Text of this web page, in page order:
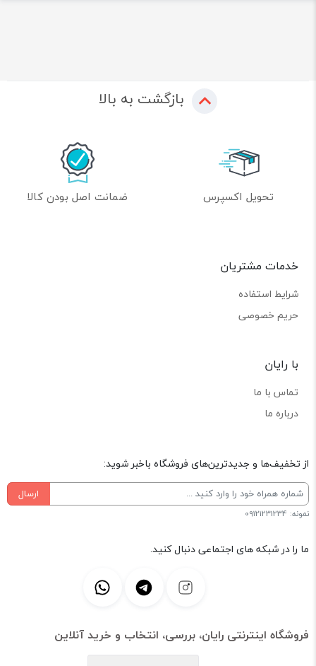
بازگشت به بالا
تحویل اکسپرس ضمانت اصل بودن کالا
خدمات مشتریان
شرایط استفاده
حریم خصوصی
با رایان
تماس با ما
درباره ما
از تخفیف‌ها و جدیدترین‌های فروشگاه باخبر شوید:
ارسال
نمونه: 09121231234
ما را در شبکه های اجتماعی دنبال کنید.
فروشگاه اینترنتی رایان، بررسی، انتخاب و خرید آنلاین